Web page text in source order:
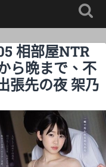
相部屋NTR
ら晩まで、不
張先の夜 架乃